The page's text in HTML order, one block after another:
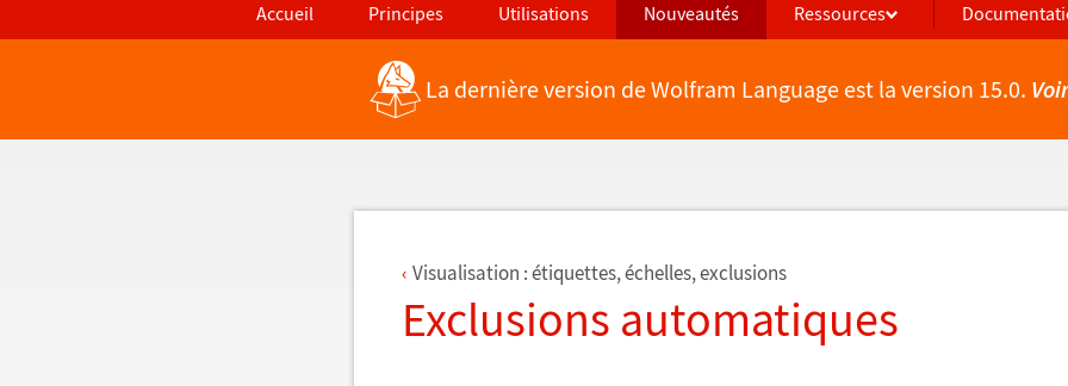
Accueil Principes Utilisations Nouveautés Ressources
Retour vers les nouvelles fonctionnalitésLa dernière version de Wolfram Language est la version 15.0.
Visualisation : étiquettes, échelles, exclusions
Exclusions automatiques